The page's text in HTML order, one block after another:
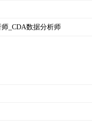
_CDA数据分析师